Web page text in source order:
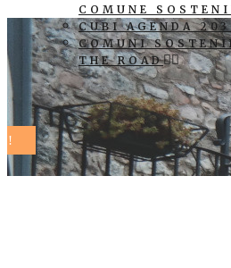
COMUNE
CUBI AGENDA
COMUNI
THE ROAD